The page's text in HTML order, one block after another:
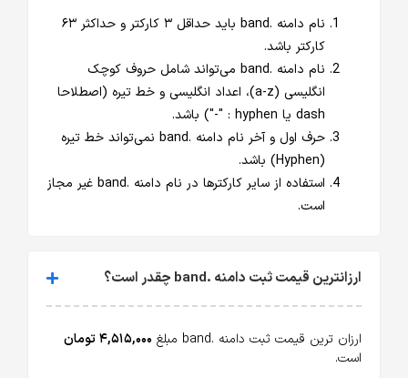
نام دامنه .band باید حداقل ۳ کارکتر و حداکثر ۶۳
کارکتر باشد.
نام دامنه .band می‌تواند شامل حروف کوچک
انگلیسی (a-z)، اعداد انگلیسی و خط تیره (اصطلاحا
dash یا hyphen : "-") باشد.
حرف اول و آخر نام دامنه .band نمی‌تواند خط تیره
(Hyphen) باشد.
استفاده از سایر کارکترها در نام دامنه .band غیر مجاز
است.
ارزانترین قیمت ثبت دامنه .band چقدر است؟
ارزان ترین قیمت ثبت دامنه .band مبلغ
۴,۵۱۵,۰۰۰ تومان
است.